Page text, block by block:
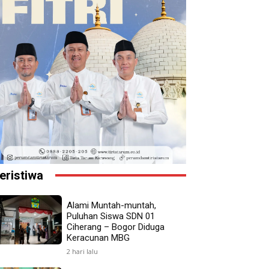
Alami Muntah-muntah,
Puluhan Siswa SDN 01
Ciherang – Bogor Diduga
Keracunan MBG
2 hari lalu